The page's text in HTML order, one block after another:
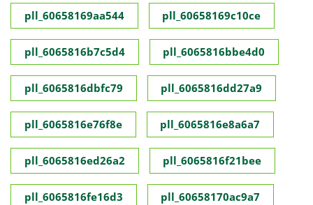
pll_60658169aa544 pll_60658169c10ce
pll_6065816b7c5d4 pll_6065816bbe4d0
pll_6065816dbfc79 pll_6065816dd27a9
pll_6065816e76f8e pll_6065816e8a6a7
pll_6065816ed26a2 pll_6065816f21bee
pll_6065816fe16d3 pll_60658170ac9a7